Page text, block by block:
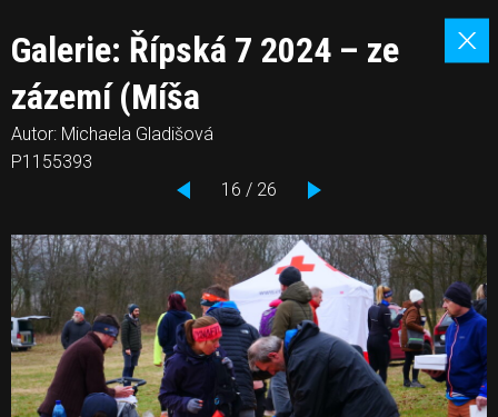
Galerie: Řípská 7 2024 – ze
zázemí (Míša
Autor: Michaela Gladišová
P1155393
16 / 26